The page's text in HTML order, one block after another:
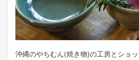
沖縄のやちむん(焼き物)の工房とショ